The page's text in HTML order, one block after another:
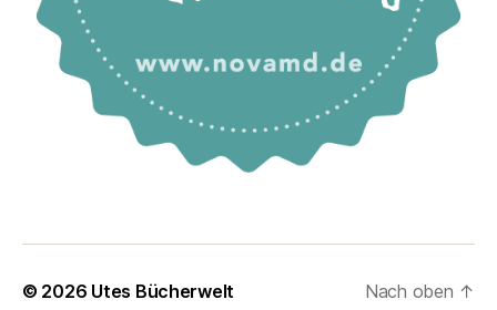
© 2026 Utes Bücherwelt Nach oben ↑